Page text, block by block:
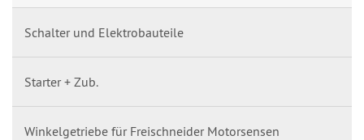
Schalter und Elektrobauteile
Starter + Zub.
Winkelgetriebe für Freischneider Motorsensen